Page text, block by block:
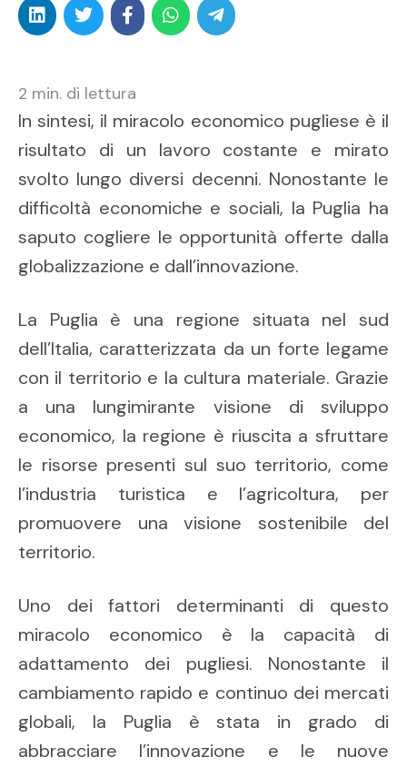
2 min. di lettura
In sintesi, il miracolo economico pugliese è il
risultato di un lavoro costante e mirato
svolto lungo diversi decenni. Nonostante le
difficoltà economiche e sociali, la Puglia ha
saputo cogliere le opportunità offerte dalla
globalizzazione e dall’innovazione.
La Puglia è una regione situata nel sud
dell’Italia, caratterizzata da un forte legame
con il territorio e la cultura materiale. Grazie
a una lungimirante visione di sviluppo
economico, la regione è riuscita a sfruttare
le risorse presenti sul suo territorio, come
l’industria turistica e l’agricoltura, per
promuovere una visione sostenibile del
territorio.
Uno dei fattori determinanti di questo
miracolo economico è la capacità di
adattamento dei pugliesi. Nonostante il
cambiamento rapido e continuo dei mercati
globali, la Puglia è stata in grado di
abbracciare l’innovazione e le nuove